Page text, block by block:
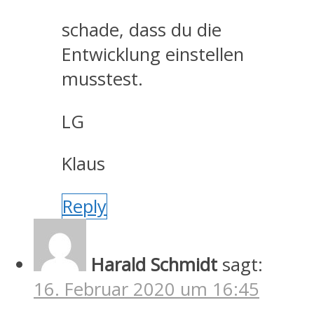
schade, dass du die
Entwicklung einstellen
musstest.
LG
Klaus
Reply
Harald Schmidt sagt:
16. Februar 2020 um 16:45